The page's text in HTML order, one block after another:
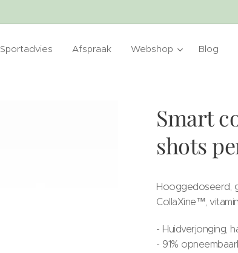
Sportadvies Afspraak Webshop Blog
Smart
shots
Hooggedoseerd,
CollaXine™,
- Huidverjonging,
- 91%